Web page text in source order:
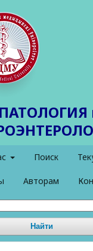
Поиск
Авторам
Найти